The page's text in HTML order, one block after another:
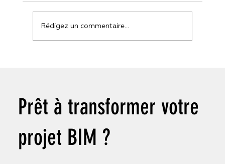
Rédigez un commentaire...
Prêt à transformer votre
projet BIM ?